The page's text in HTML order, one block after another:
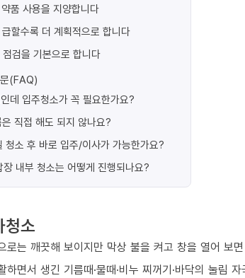
품 사용을 지양합니다
할수록 더 계획적으로 합니다
점검을 기본으로 합니다
(FAQ)
데 입주청소가 꼭 필요한가요?
직접 해도 되지 않나요?
청소 후 바로 입주/이사가 가능한가요?
내부 청소는 어떻게 진행되나요?
청소
로는 깨끗해 보이지만 막상 불을 켜고 창을 열어 보
하면서 생긴 기름때·물때·비누 찌꺼기·바닥의 눌림